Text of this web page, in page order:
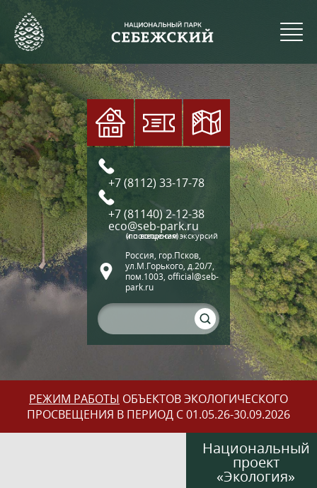
+7 (8112) 33-17-78
+7 (81140) 2-12-38
eco@seb-park.ru
(по вопросам экскурсий и посещения)
Россия, гор.Псков,
ул.М.Горького, д.20/7,
пом.1003, official@seb-
park.ru
РЕЖИМ РАБОТЫ ОБЪЕКТОВ ЭКОЛОГИЧЕСКОГО
ПРОСВЕЩЕНИЯ В ПЕРИОД С 01.05.26-30.09.2026
Национальный
проект
«Экология»